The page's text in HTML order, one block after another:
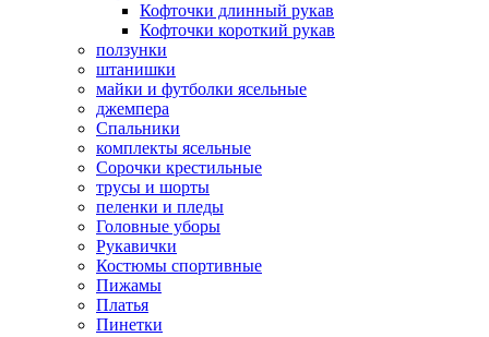
Кофточки длинный рукав
Кофточки короткий рукав
ползунки
штанишки
майки и футболки ясельные
джемпера
Спальники
комплекты ясельные
Сорочки крестильные
трусы и шорты
пеленки и пледы
Головные уборы
Рукавички
Костюмы спортивные
Пижамы
Платья
Пинетки